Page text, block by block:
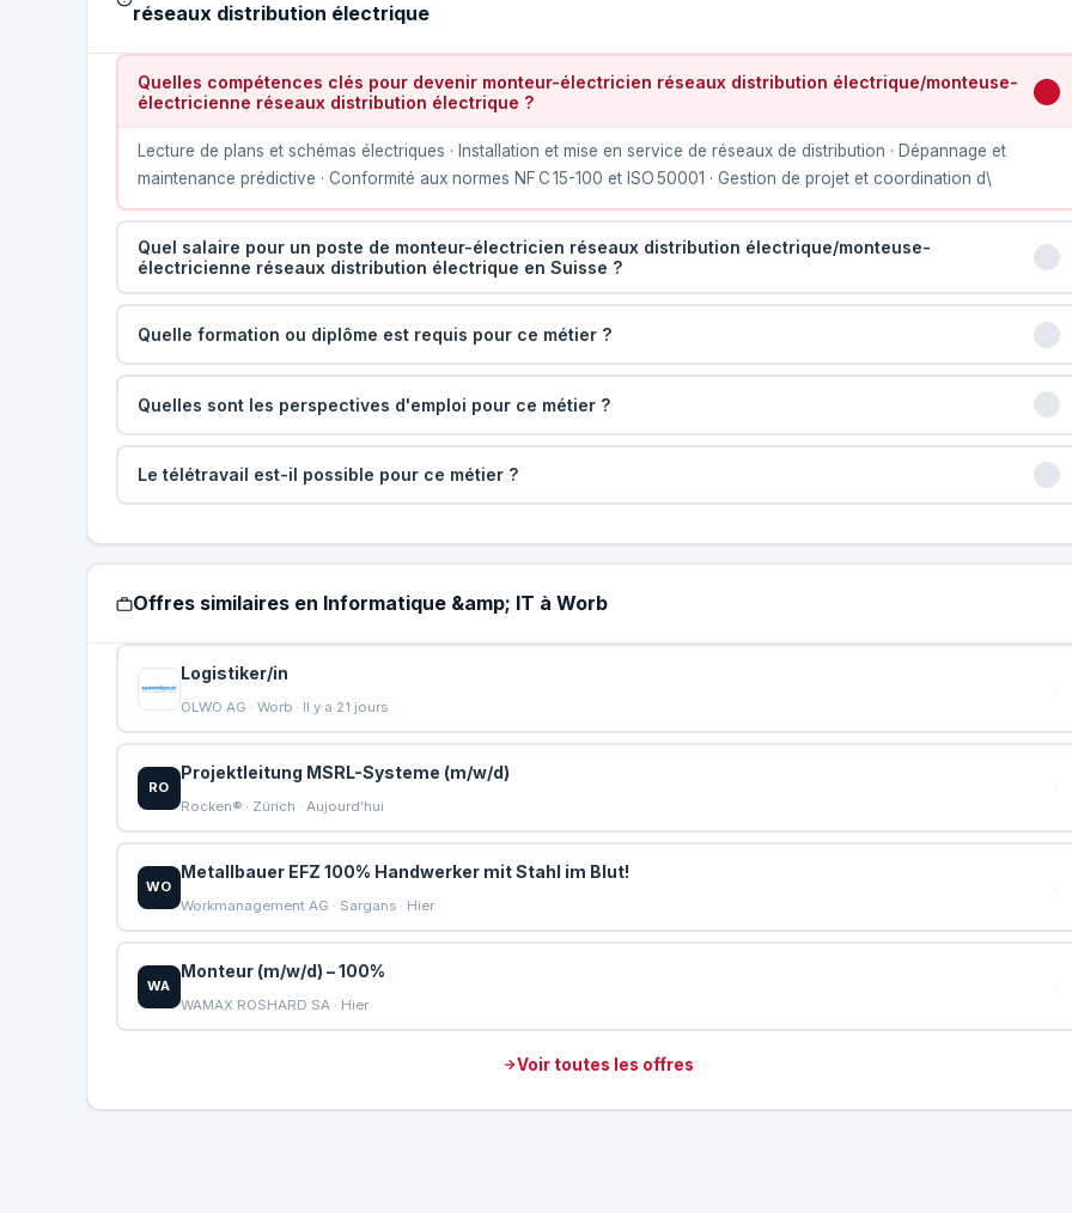
réseaux distribution électrique
Quelles compétences clés pour devenir monteur-électricien réseaux distribution électrique/monteuse-
électricienne réseaux distribution électrique ?
Lecture de plans et schémas électriques · Installation et mise en service de réseaux de distribution · Dépannage et
maintenance prédictive · Conformité aux normes NF C 15-100 et ISO 50001 · Gestion de projet et coordination d\
Quel salaire pour un poste de monteur-électricien réseaux distribution électrique/monteuse-
électricienne réseaux distribution électrique en Suisse ?
Quelle formation ou diplôme est requis pour ce métier ?
Quelles sont les perspectives d'emploi pour ce métier ?
Le télétravail est-il possible pour ce métier ?
Offres similaires en Informatique &amp; IT à Worb
Logistiker/in
OLWO AG · Worb · Il y a 21 jours
RO
Projektleitung MSRL-Systeme (m/w/d)
Rocken® · Zürich · Aujourd'hui
WO
Metallbauer EFZ 100% Handwerker mit Stahl im Blut!
Workmanagement AG · Sargans · Hier
WA
Monteur (m/w/d) – 100%
WAMAX ROSHARD SA · Hier
Voir toutes les offres